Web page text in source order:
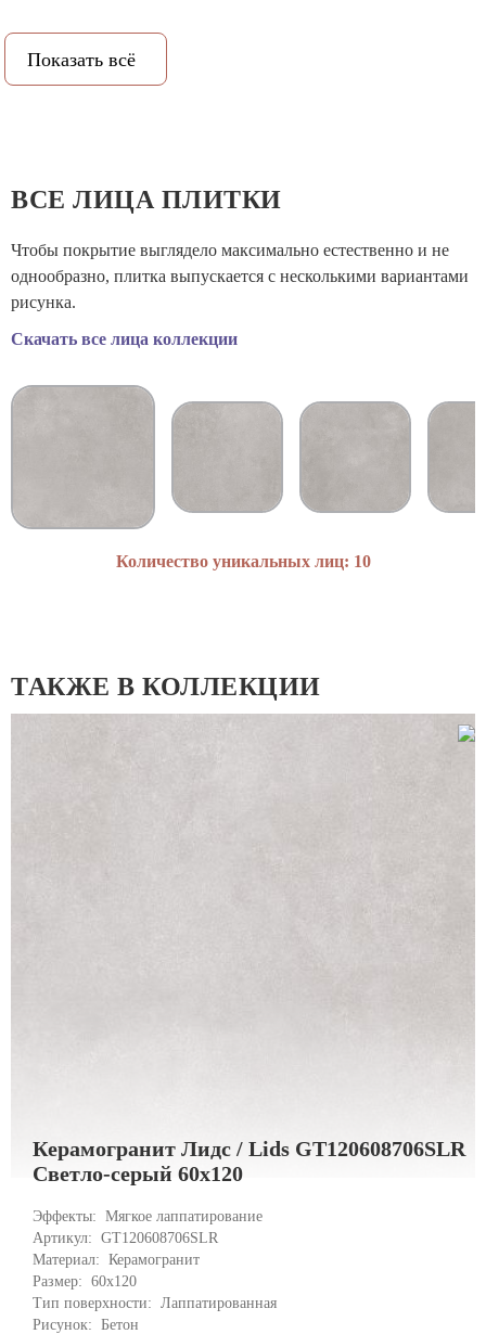
PEI (степень истираемости):
Количество штук в упаковке:
Вес коробки: 29.8
Объем коробки: 0.0184
Показать всё
ВСЕ ЛИЦА ПЛИТКИ
Чтобы покрытие выглядело максимально естественно и не
однообразно, плитка выпускается с несколькими вариантами
рисунка.
Скачать все лица коллекции
Количество уникальных лиц: 10
ТАКЖЕ В КОЛЛЕКЦИИ
Керамогранит Лидс / Lids GT120608706SLR
Светло-серый 60x120
Эффекты: Мягкое лаппатирование
Артикул: GT120608706SLR
Материал: Керамогранит
Размер: 60x120
Тип поверхности: Лаппатированная
Рисунок: Бетон